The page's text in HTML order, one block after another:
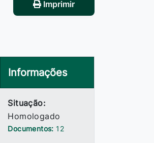
Imprimir
Informações
Situação:
Homologado
Documentos: 12